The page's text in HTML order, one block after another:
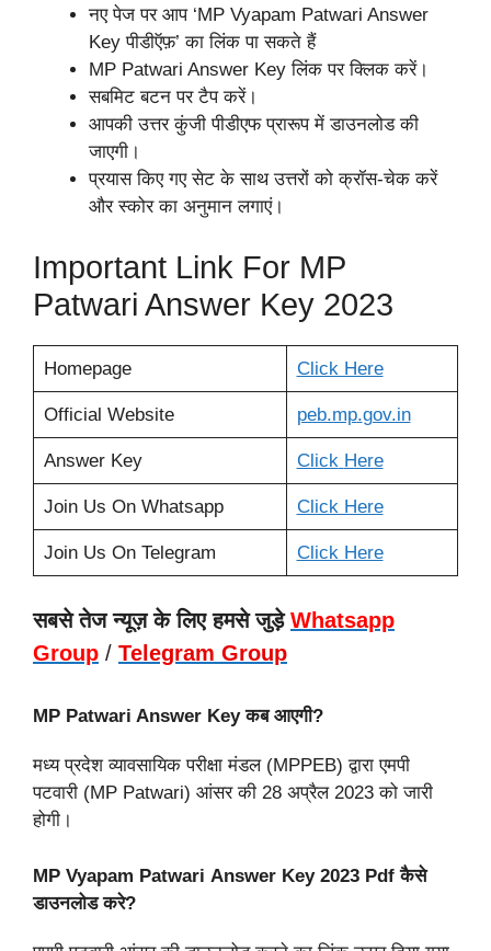
नए पेज पर आप ‘MP Vyapam Patwari Answer
Key पीडीऍफ़’ का लिंक पा सकते हैं
MP Patwari Answer Key लिंक पर क्लिक करें।
सबमिट बटन पर टैप करें।
आपकी उत्तर कुंजी पीडीएफ प्रारूप में डाउनलोड की
जाएगी।
प्रयास किए गए सेट के साथ उत्तरों को क्रॉस-चेक करें
और स्कोर का अनुमान लगाएं।
Important Link For MP
Patwari Answer Key 2023
Homepage Click Here
Official Website peb.mp.gov.in
Answer Key Click Here
Join Us On Whatsapp Click Here
Join Us On Telegram Click Here
सबसे तेज न्यूज़ के लिए हमसे जुड़े Whatsapp
Group / Telegram Group
MP Patwari Answer Key कब आएगी?
मध्य प्रदेश व्यावसायिक परीक्षा मंडल (MPPEB) द्वारा एमपी
पटवारी (MP Patwari) आंसर की 28 अप्रैल 2023 को जारी
होगी।
MP Vyapam Patwari Answer Key 2023 Pdf कैसे
डाउनलोड करे?